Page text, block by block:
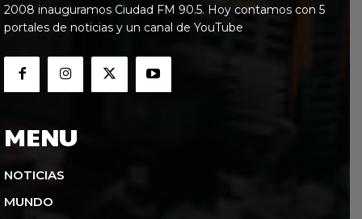
2008 inauguramos Ciudad FM 90.5. Hoy contamos con 5
portales de noticias y un canal de YouTube
MENU
NOTICIAS
MUNDO